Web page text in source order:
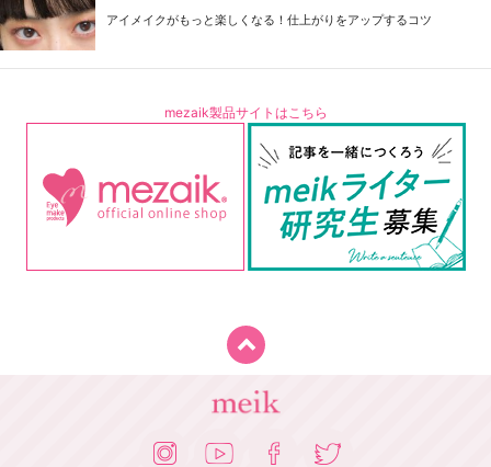
アイメイクがもっと楽しくなる！仕上がりをアップするコツ
mezaik製品サイトはこちら